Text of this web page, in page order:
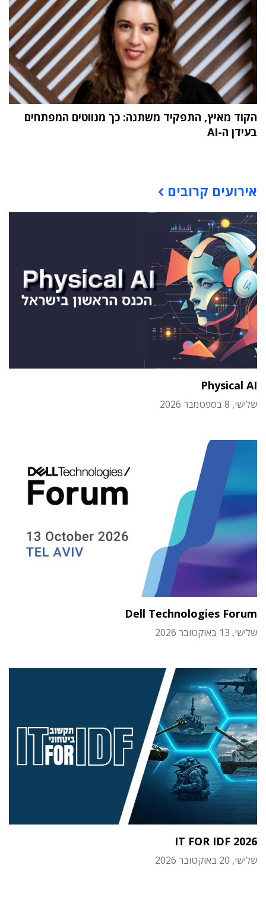
הקוד מאיץ, התפקיד משתנה: כך מנווטים המפתחים
בעידן ה-AI
אירועים קרובים
Physical AI
שלישי, 8 בספטמבר 2026
Dell Technologies Forum
שלישי, 13 באוקטובר 2026
IT FOR IDF 2026
שלישי, 20 באוקטובר 2026